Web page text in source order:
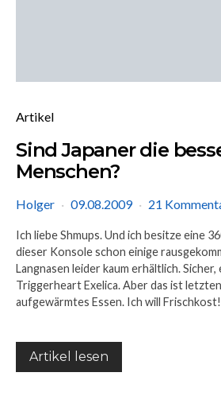
Artikel
Sind Japaner die
Menschen?
Holger 09.08.2009 21
Ich liebe Shmups. Und ich besitze eine
dieser Konsole schon einige
Langnasen leider kaum erhältlich.
Triggerheart Exelica. Aber das ist
aufgewärmtes Essen. Ich will
Artikel lesen